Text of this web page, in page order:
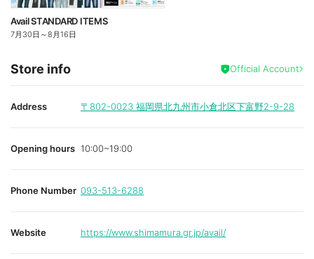
Avail STANDARD ITEMS
7月30日 ～8月16日
Store info Official Account
Address 〒802-0023 福岡県北九州市小倉北区下富野2-9-28
Opening hours 10:00~19:00
Phone Number 093-513-6288
Website https://www.shimamura.gr.jp/avail/